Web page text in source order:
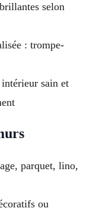
selon
: trompe-
sain et
parquet, lino,
ou